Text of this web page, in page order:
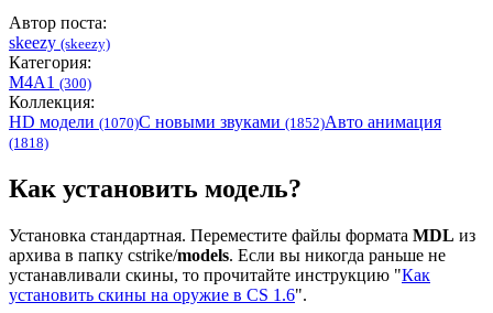
Автор поста:
skeezy (skeezy)
Категория:
M4A1 (300)
Коллекция:
HD модели (1070)С новыми звуками (1852)Авто анимация
(1818)
Как установить модель?
Установка стандартная. Переместите файлы формата MDL из
архива в папку cstrike/models. Если вы никогда раньше не
устанавливали скины, то прочитайте инструкцию "Как
установить скины на оружие в CS 1.6".